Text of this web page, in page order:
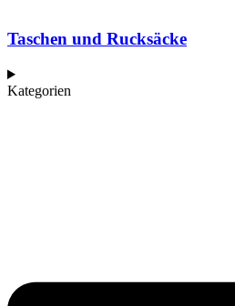
Taschen und Rucksäcke
Kategorien